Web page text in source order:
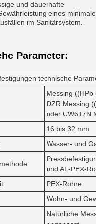
und dauerhafte
eines
im Sanitärsystem.
Parameter:
technische
Messing ((HPb
DZR Messing
oder CW617N
16 bis 32 mm
Wasser- und
und AL-PEX-
PEX-Rohre
Wohn- und
Natürliche